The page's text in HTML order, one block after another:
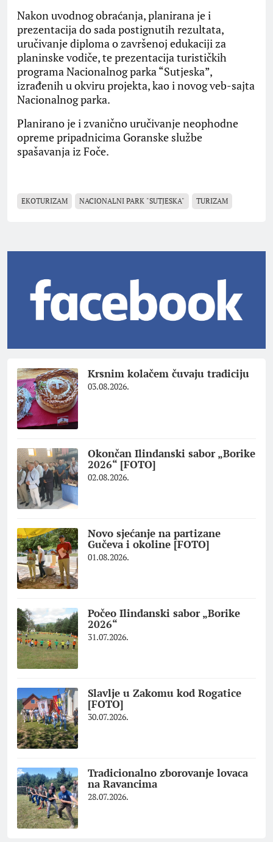
Nakon uvodnog obraćanja, planirana je i
prezentacija do sada postignutih rezultata,
uručivanje diploma o završenoj edukaciji za
planinske vodiče, te prezentacija turističkih
programa Nacionalnog parka “Sutjeska”,
izrađenih u okviru projekta, kao i novog veb-sajta
Nacionalnog parka.
Planirano je i zvanično uručivanje neophodne
opreme pripadnicima Goranske službe
spašavanja iz Foče.
EKOTURIZAM NACIONALNI PARK "SUTJESKA" TURIZAM
Krsnim kolačem čuvaju tradiciju
03.08.2026.
Okončan Ilindanski sabor „Borike
2026“ [FOTO]
02.08.2026.
Novo sjećanje na partizane
Gučeva i okoline [FOTO]
01.08.2026.
Počeo Ilindanski sabor „Borike
2026“
31.07.2026.
Slavlje u Zakomu kod Rogatice
[FOTO]
30.07.2026.
Tradicionalno zborovanje lovaca
na Ravancima
28.07.2026.